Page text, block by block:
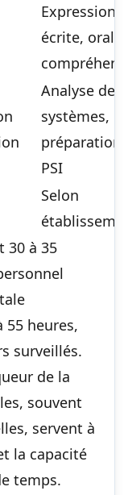
Expression
écrite, orale,
Analyse de
systèmes,
préparation
PSI
Selon
30 à 35
55 heures,
surveillés.
de la
souvent
servent à
la capacité
temps.